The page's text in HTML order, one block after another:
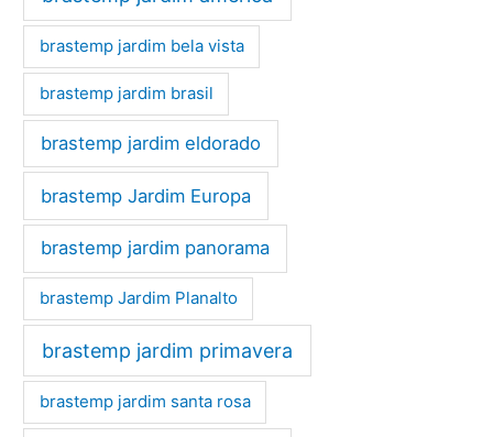
brastemp jardim bela vista
brastemp jardim brasil
brastemp jardim eldorado
brastemp Jardim Europa
brastemp jardim panorama
brastemp Jardim Planalto
brastemp jardim primavera
brastemp jardim santa rosa